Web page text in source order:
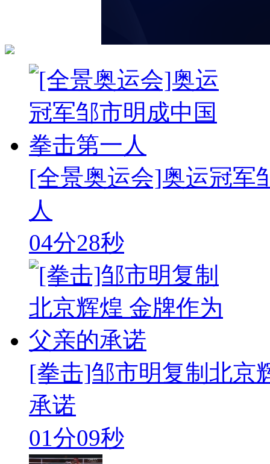
[全景奥运会]奥运冠军
人
04分28秒
[拳击]邹市明复制北京
承诺
01分09秒